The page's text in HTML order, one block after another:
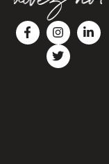
F
a
c
I
n
s
t
a
L
i
n
T
w
i
t
t